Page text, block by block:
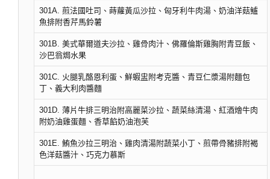
301A. 煎法國吐司、蒔蘿黃瓜沙拉、匈牙利牛肉湯、奶油洋菇鱸
魚排附香芹馬鈴薯
301B. 美式華爾道夫沙拉、雞骨肉汁、佛羅倫斯雞胸附青豆飯、
沙巴翁焗水果
301C. 火腿乳酪恩利蛋、鮮蝦盅附考克醬、青豆仁漿湯附麵包
丁、義大利肉醬麵
301D. 薄片牛排三明治附高麗菜沙拉、蔬菜絲清湯、紅酒燴牛肉
附奶油雞蛋麵、香草餡奶油泡芙
301E. 鮪魚沙拉三明治、雞肉清湯附蔬菜小丁、煎帶骨豬排附褐
色洋菇醬汁、巧克力慕斯